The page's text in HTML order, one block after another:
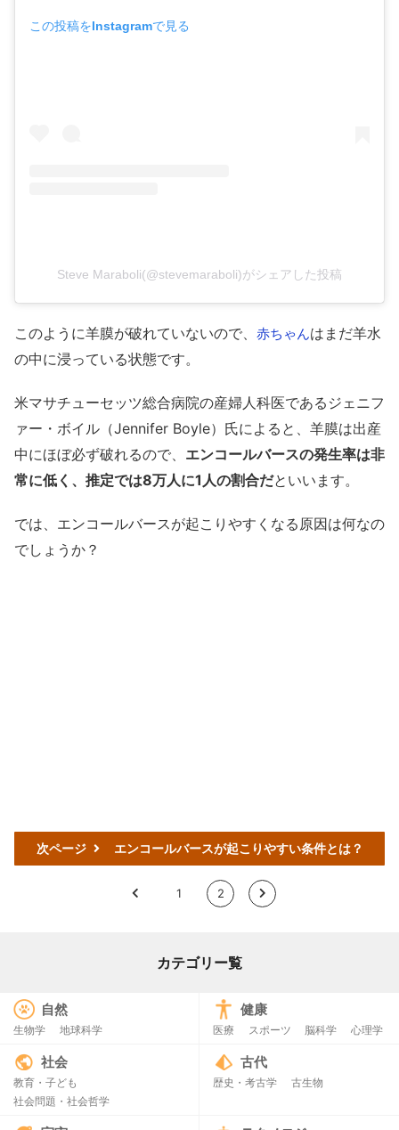
この投稿をInstagramで見る
Steve Maraboli(@stevemaraboli)がシェアした投稿
このように羊膜が破れていないので、 赤ちゃんはまだ羊水
の中に浸っている状態です。
米マサチューセッツ総合病院の産婦人科医であるジェニフ
ァー・ボイル（Jennifer Boyle）氏によると、羊膜は出産
中にほぼ必ず破れるので、 エンコールバースの発生率は非
常に低く、推定では8万人に1人の割合だといいます。
では、エンコールバースが起こりやすくなる原因は何なの
でしょうか？
次ページ エンコールバースが起こりやすい条件とは？
< 1 2 >
カテゴリー覧
自然
生物学 地球科学
健康
医療 スポーツ 脳科学 心理学
社会
教育・子ども
社会問題・社会哲学
古代
歴史・考古学 古生物